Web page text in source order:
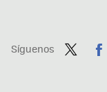
Síguenos